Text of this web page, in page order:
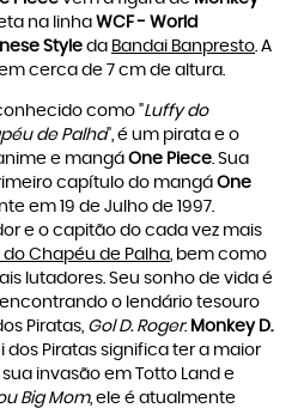
na linha WCF - World
Style da Bandai Banpresto. A
cerca de 7 cm de altura.
como "Luffy do
de Palha", é um pirata e o
e mangá One Piece. Sua
capítulo do mangá One
em 19 de Julho de 1997.
e o capitão do cada vez mais
do Chapéu de Palha, bem como
lutadores. Seu sonho de vida é
encontrando o lendário tesouro
Piratas, Gol D. Roger. Monkey D.
dos Piratas significa ter a maior
invasão em Totto Land e
Big Mom, ele é atualmente